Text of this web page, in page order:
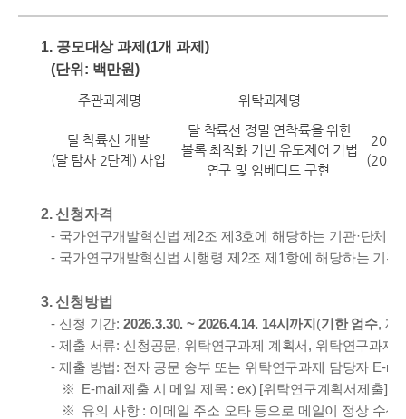
한
국
1. 공모대상 과제(1개 과제)
(단위: 백만원)
주관과제명
위탁과제명
달 착륙선 개발
(달 탐사 2단계) 사업
달 착륙선 정밀 연착륙을 위한
볼록 최적화 기반 유도제어 기법
연구 및 임베디드 구현
2. 신청자격
- 국가연구개발혁신법 제2조 제3호에 해당하는 기관·단체
- 국가연구개발혁신법 시행령 제2조 제1항에 해당하는 기관
3. 신청방법
- 신청 기간: 2026.3.30. ~ 2026.4.14. 14시까지 (기한 엄수, 제
- 제출 서류: 신청공문, 위탁연구과제 계획서, 위탁연구과제
- 제출 방법: 전자 공문 송부 또는 위탁연구과제 담당자 E-
※ E-mail 제출 시 메일 제목 : ex) [위탁연구계획서제출]
※
유의 사항 : 이메일 주소 오타 등으로 메일이 정상 수